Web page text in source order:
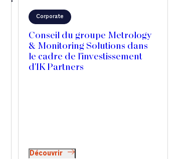
Corporate
Conseil du groupe Metrology
& Monitoring Solutions dans
le cadre de l'investissement
d'IK Partners
Découvrir